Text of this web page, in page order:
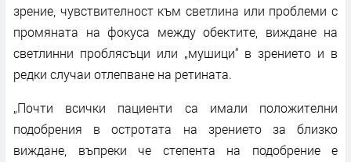
зрение, чувствителност към светлина или проблеми с
промяната на фокуса между обектите, виждане на
светлинни проблясъци или „мушици“ в зрението и в
редки случаи отлепване на ретината.
„Почти всички пациенти са имали положителни
подобрения в остротата на зрението за близко
виждане, въпреки че степента на подобрение е